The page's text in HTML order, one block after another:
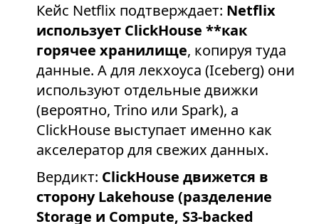
Кейс Netflix подтверждает: Netflix
использует ClickHouse **как
горячее хранилище, копируя туда
данные. А для лекхоуса (Iceberg) они
используют отдельные движки
(вероятно, Trino или Spark), а
ClickHouse выступает именно как
акселератор для свежих данных.
Вердикт: ClickHouse движется в
сторону Lakehouse (разделение
Storage и Compute, S3-backed